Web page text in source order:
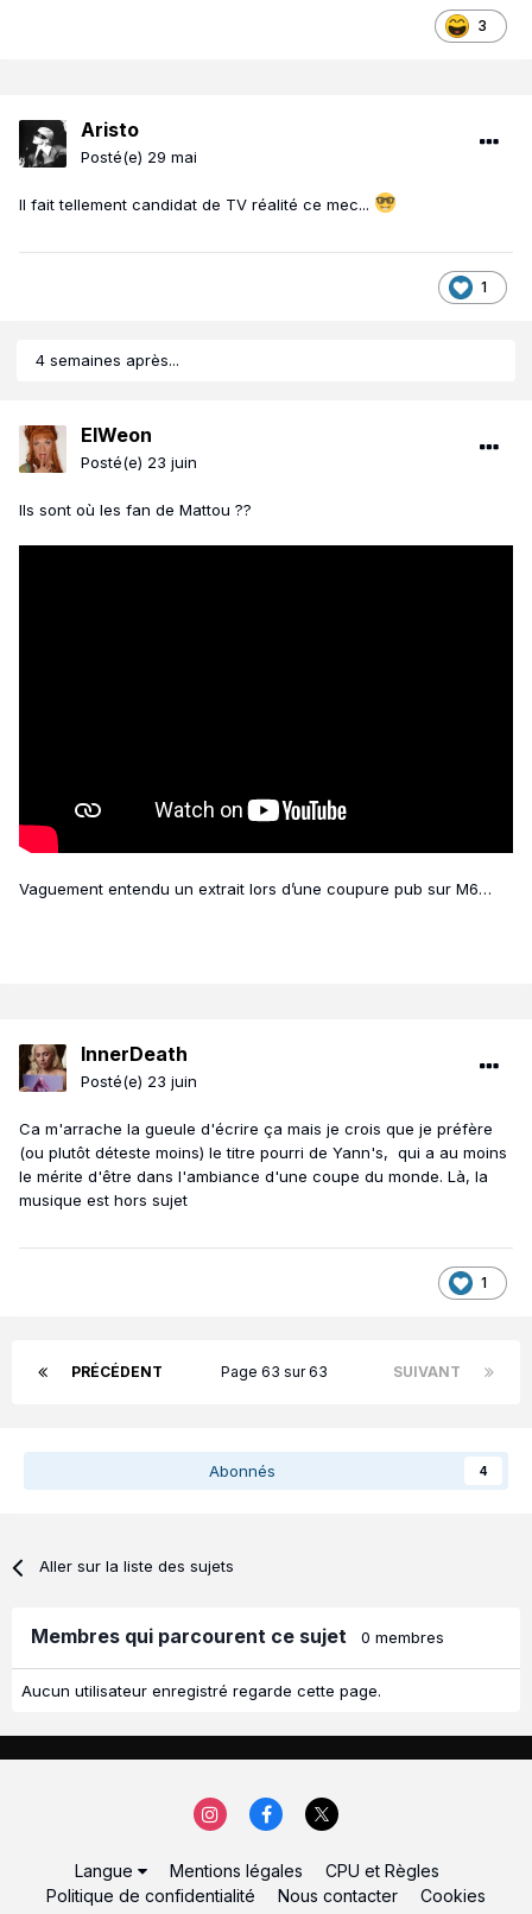
3
Aristo
Posté(e) 29 mai
Il fait tellement candidat de TV réalité ce mec...
1
4 semaines après...
ElWeon
Posté(e) 23 juin
Ils sont où les fan de Mattou ??
Vaguement entendu un extrait lors d’une coupure pub sur M6…
InnerDeath
Posté(e) 23 juin
Ca m'arrache la gueule d'écrire ça mais je crois que je préfère
(ou plutôt déteste moins) le titre pourri de Yann's, qui a au moins
le mérite d'être dans l'ambiance d'une coupe du monde. Là, la
musique est hors sujet
1
PRÉCÉDENT SUIVANT
Page 63 sur 63
Abonnés 4
Aller sur la liste des sujets
Membres qui parcourent ce sujet 0 membres
Aucun utilisateur enregistré regarde cette page.
Langue Mentions légales
CPU et Règles
Politique de confidentialité
Nous contacter Cookies